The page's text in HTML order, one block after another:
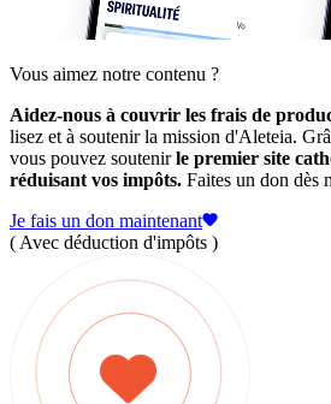
Vous aimez notre contenu ?
Aidez-nous à couvrir les frais de
lisez et à soutenir la mission d'Aleteia.
vous pouvez soutenirle premier site
réduisant vos impôts. Faites un don dès
Je fais un don maintenant
( Avec déduction d'impôts )